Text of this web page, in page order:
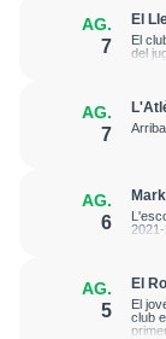
AG.
7
El
El
del
AG.
7
del
AG.
6
AG.
5
El
a la
El
club